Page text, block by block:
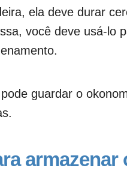
ela deve durar
você deve usá-lo
guardar o